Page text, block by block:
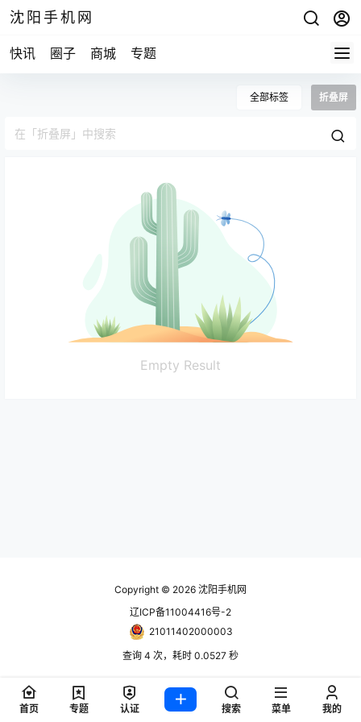
沈阳手机网
快讯 圈子 商城 专题
全部标签 折叠屏
Empty Result
Copyright © 2026 沈阳手机网
辽ICP备11004416号-2
21011402000003
查询 4 次，耗时 0.0527 秒
首页 专题 认证 搜索 菜单 我的